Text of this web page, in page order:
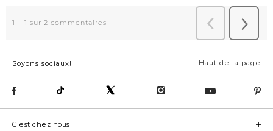
Haut de la page
Soyons sociaux!
C'est chez nous